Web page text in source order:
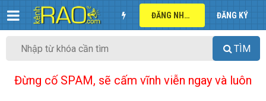
ĐĂNG NHẬP ĐĂNG KÝ
TÌM
Đừng cố SPAM, sẽ cấm vĩnh viễn ngay và luôn